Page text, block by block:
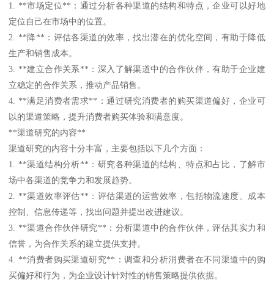
1. **市场定位**：通过分析各种渠道的结构和特点，企业可以好地
定位自己在市场中的位置。
2. **降**：评估各渠道的效率，找出潜在的优化空间，有助于降低
生产和销售成本。
3. **建立合作关系**：深入了解渠道中的合作伙伴，有助于企业建
立稳定的合作关系，推动产品销售。
4. **满足消费者需求**：通过研究消费者的购买渠道偏好，企业可
以的渠道策略，提升消费者购买体验和满意度。
**渠道研究的内容**
渠道研究的内容十分丰富，主要包括以下几个方面：
1. **渠道结构分析**：研究各种渠道的结构、特点和占比，了解市
场中各渠道的竞争力和发展趋势。
2. **渠道效率评估**：评估渠道的运营效率，包括物流速度、成本
控制、信息传递等，找出问题并提出改进建议。
3. **渠道合作伙伴研究**：分析渠道中的合作伙伴，评估其实力和
信誉，为合作关系的建立提供支持。
4. **消费者购买渠道研究**：调查和分析消费者在不同渠道中的购
买偏好和行为，为企业设计针对性的销售策略提供依据。